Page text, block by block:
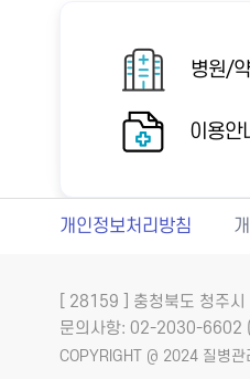
병원/
이용안
개인정보처리방침
[ 28159 ] 충청북도 청주시
문의사항: 02-2030-6602
COPYRIGHT @ 2024 질병